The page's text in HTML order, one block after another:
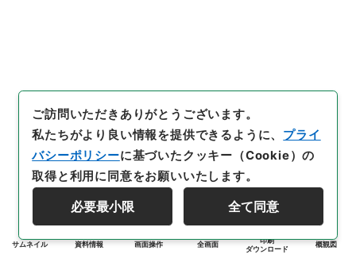
サムネイル 資料情報 画面操作 全画面
印刷
ダウンロード
概観図
ご訪問いただきありがとうございます。
私たちがより良い情報を提供できるように、 プライ
バシーポリシーに基づいたクッキー（Cookie）の
取得と利用に同意をお願いいたします。
必要最小限 全て同意